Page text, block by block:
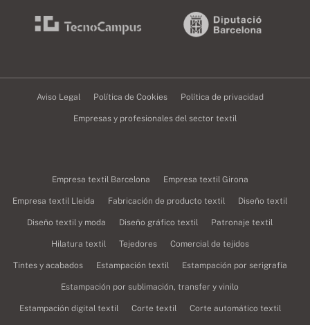
Aviso Legal Política de Cookies Política de privacidad
Empresas y profesionales del sector textil
Empresa textil Barcelona Empresa textil Girona
Empresa textil Lleida Fabricación de producto textil Diseño textil
Diseño textil y moda Diseño gráfico textil Patronaje textil
Hilatura textil Tejedores Comercial de tejidos
Tintes y acabados Estampación textil Estampación por serigrafía
Estampación por sublimación, transfer y vinilo
Estampación digital textil Corte textil Corte automático textil